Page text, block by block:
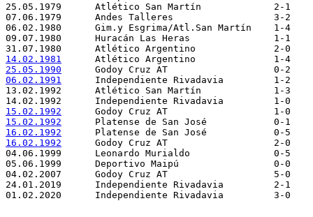
25.05.1979	Atlético San Martín		2-1	Nacional (Uruguay)
14.02.1981
25.05.1990
06.02.1991
15.02.1992
15.02.1992
16.02.1992
16.02.1992
05.06.1999	Deportivo Maipú			0-0	Altamirano (Chile)